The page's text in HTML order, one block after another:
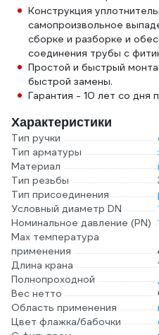
Конструкция
самопроизвольное
сборке и разборке и
соединения трубы с
Простой и быстрый
быстрой замены.
Гарантия - 10 лет со дня
Характеристики
Тип ручки
Тип арматуры
Материал
Тип резьбы
Тип присоединения
Условный диаметр DN
Номинальное давление (PN)
Max температура
применения
Длина крана
Полнопроходной
Вес нетто
Область применения
Цвет флажка/бабочки